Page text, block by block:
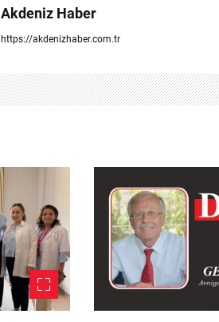
Akdeniz Haber
https://akdenizhaber.com.tr